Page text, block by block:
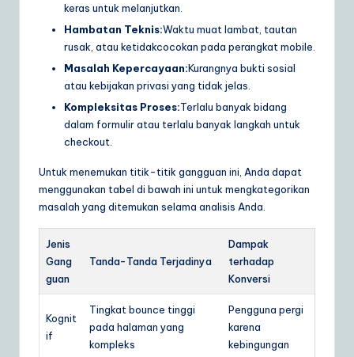
keras untuk melanjutkan.
Hambatan Teknis:Waktu muat lambat, tautan
rusak, atau ketidakcocokan pada perangkat mobile.
Masalah Kepercayaan:Kurangnya bukti sosial
atau kebijakan privasi yang tidak jelas.
Kompleksitas Proses:Terlalu banyak bidang
dalam formulir atau terlalu banyak langkah untuk
checkout.
Untuk menemukan titik-titik gangguan ini, Anda dapat
menggunakan tabel di bawah ini untuk mengkategorikan
masalah yang ditemukan selama analisis Anda.
Jenis
Gang
guan
Tanda-Tanda Terjadinya
Dampak
terhadap
Konversi
Kognit
if
Tingkat bounce tinggi
pada halaman yang
kompleks
Pengguna pergi
karena
kebingungan